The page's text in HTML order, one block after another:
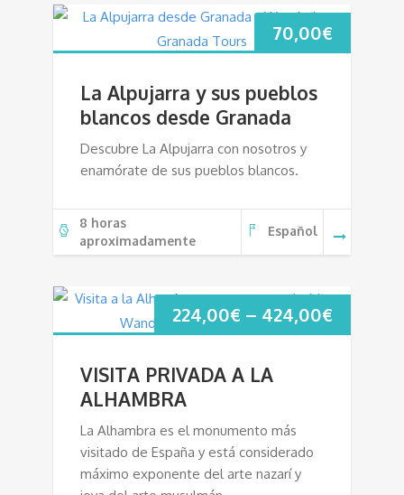
70,00€
La Alpujarra y sus pueblos
blancos desde Granada
Descubre La Alpujarra con nosotros y
enamórate de sus pueblos blancos.
8 horas
aproximadamente
Español
224,00€ – 424,00€
VISITA PRIVADA A LA
ALHAMBRA
La Alhambra es el monumento más
visitado de España y está considerado
máximo exponente del arte nazarí y